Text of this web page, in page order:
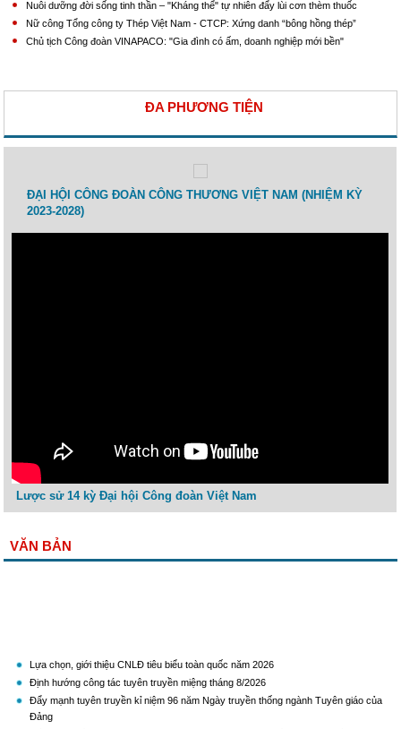
Nuôi dưỡng đời sống tinh thần – "Kháng thể" tự nhiên đẩy lùi cơn thèm thuốc
Nữ công Tổng công ty Thép Việt Nam - CTCP: Xứng danh “bông hồng thép”
Chủ tịch Công đoàn VINAPACO: "Gia đình có ấm, doanh nghiệp mới bền"
ĐA PHƯƠNG TIỆN
ĐẠI HỘI CÔNG ĐOÀN CÔNG THƯƠNG VIỆT NAM (NHIỆM KỲ
2023-2028)
Lược sử 14 kỳ Đại hội Công đoàn Việt Nam
VĂN BẢN
Lựa chọn, giới thiệu CNLĐ tiêu biểu toàn quốc năm 2026
Định hướng công tác tuyên truyền miệng tháng 8/2026
Đẩy mạnh tuyên truyền kỉ niệm 96 năm Ngày truyền thống ngành Tuyên giáo của
Đảng